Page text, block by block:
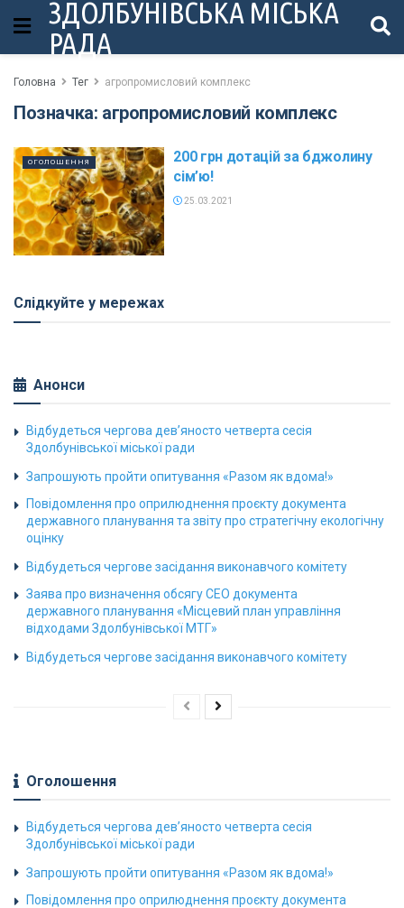
ЗДОЛБУНІВСЬКА МІСЬКА
РАДА
Головна Тег агропромисловий комплекс
Позначка: агропромисловий комплекс
ОГОЛОШЕННЯ
200 грн дотацій за бджолину
сім’ю!
25.03.2021
Слідкуйте у мережах
Анонси
Відбудеться чергова дев’яносто четверта сесія
Здолбунівської міської ради
Запрошують пройти опитування «Разом як вдома!»
Повідомлення про оприлюднення проєкту документа
державного планування та звіту про стратегічну екологічну
оцінку
Відбудеться чергове засідання виконавчого комітету
Заява про визначення обсягу СЕО документа
державного планування «Місцевий план управління
відходами Здолбунівської МТГ»
Відбудеться чергове засідання виконавчого комітету
Оголошення
Відбудеться чергова дев’яносто четверта сесія
Здолбунівської міської ради
Запрошують пройти опитування «Разом як вдома!»
Повідомлення про оприлюднення проєкту документа